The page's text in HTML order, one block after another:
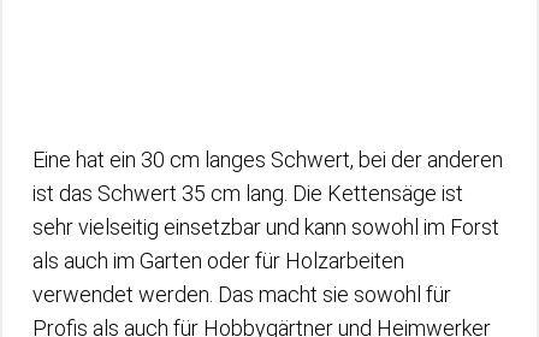
Eine hat ein 30 cm langes Schwert, bei der anderen
ist das Schwert 35 cm lang. Die Kettensäge ist
sehr vielseitig einsetzbar und kann sowohl im Forst
als auch im Garten oder für Holzarbeiten
verwendet werden. Das macht sie sowohl für
Profis als auch für Hobbygärtner und Heimwerker